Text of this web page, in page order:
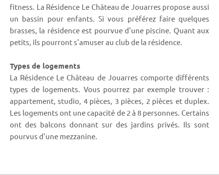
fitness. La Résidence Le Château de Jouarres propose aussi
un bassin pour enfants. Si vous préférez faire quelques
brasses, la résidence est pourvue d'une piscine. Quant aux
petits, ils pourront s'amuser au club de la résidence.
Types de logements
La Résidence Le Château de Jouarres comporte différents
types de logements. Vous pourrez par exemple trouver :
appartement, studio, 4 pièces, 3 pièces, 2 pièces et duplex.
Les logements ont une capacité de 2 à 8 personnes. Certains
ont des balcons donnant sur des jardins privés. Ils sont
pourvus d'une mezzanine.